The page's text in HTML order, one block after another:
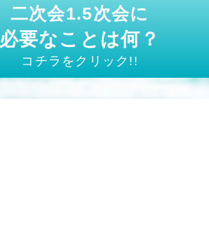
二次会1.5次会に
必要なことは何？
コチラをクリック!!